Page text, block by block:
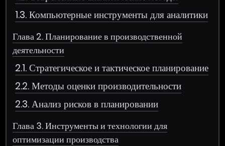
1.3. Компьютерные инструменты для аналитики
Глава 2. Планирование в производственной
деятельности
2.1. Стратегическое и тактическое планирование
2.2. Методы оценки производительности
2.3. Анализ рисков в планировании
Глава 3. Инструменты и технологии для
оптимизации производства